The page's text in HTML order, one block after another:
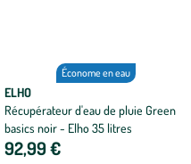
Économe en eau
ELHO
Récupérateur d'eau de pluie Green
basics noir - Elho 35 litres
92,99 €